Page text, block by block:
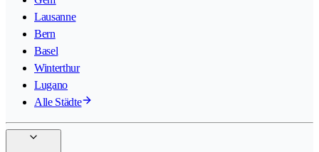
Lausanne
Bern
Basel
Winterthur
Lugano
Alle Städte